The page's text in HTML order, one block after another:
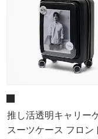
推し活透明キャリー
スーツケース フロン